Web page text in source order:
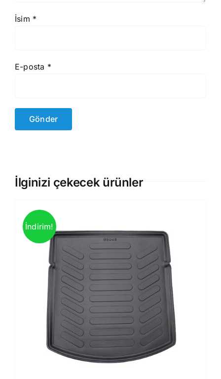
İsim *
E-posta *
İlginizi çekecek ürünler
İndirim!